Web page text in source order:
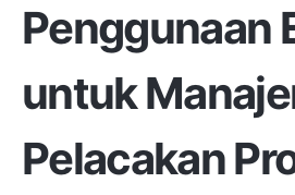
Penggunaan
untuk
Pelacakan